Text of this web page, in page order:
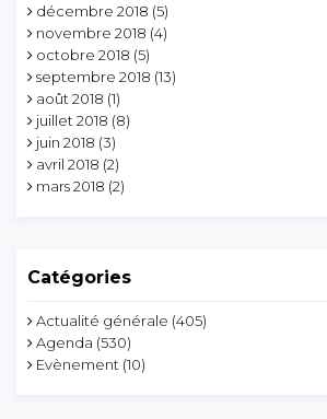
décembre 2018 (5)
novembre 2018 (4)
octobre 2018 (5)
septembre 2018 (13)
août 2018 (1)
juillet 2018 (8)
juin 2018 (3)
avril 2018 (2)
mars 2018 (2)
Catégories
Actualité générale (405)
Agenda (530)
Evènement (10)